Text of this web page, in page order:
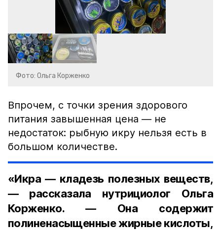
Фото: Ольга Корженко
Впрочем, с точки зрения здорового
питания завышенная цена — не
недостаток: рыбную икру нельзя есть в
большом количестве.
«Икра — кладезь полезных веществ,
— рассказала нутрициолог Ольга
Корженко. — Она содержит
полиненасыщенные жирные кислоты,